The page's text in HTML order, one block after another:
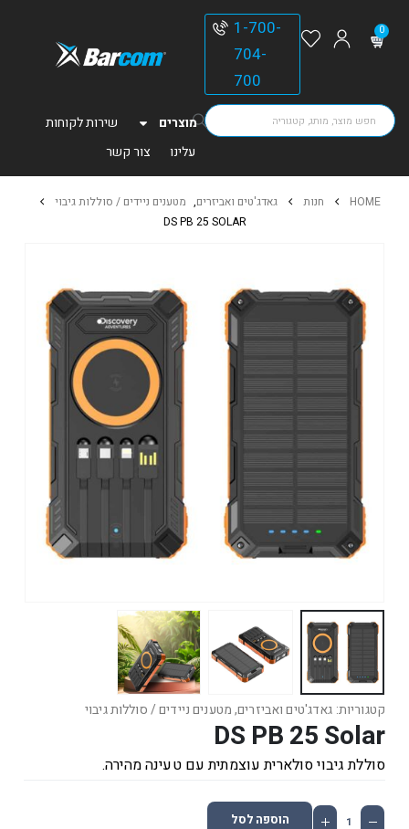
0
1-700-
704-
700
מוצרים
שירות לקוחות
עלינו
צור קשר
HOME חנות גאדג'טים ואביזרים, מטענים ניידים / סוללות גיבוי
DS PB 25 SOLAR
קטגוריות: גאדג'טים ואביזרים,מטענים ניידים / סוללות גיבוי
DS PB 25 Solar
סוללת גיבוי סולארית עוצמתית עם טעינה מהירה.
הוספה לסל